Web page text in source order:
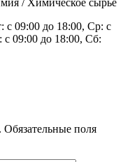
с 09:00 до 18:00, Ср: с
с 09:00 до 18:00, Сб:
Обязательные поля